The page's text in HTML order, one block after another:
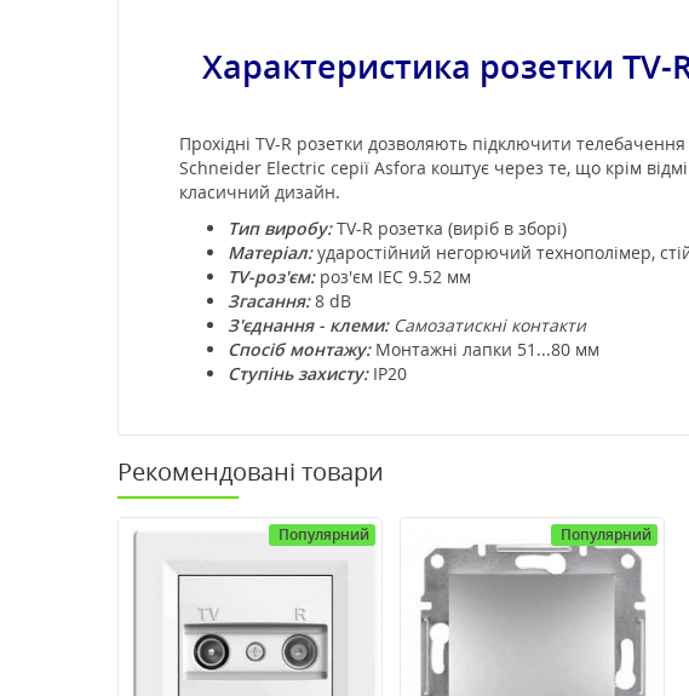
Характеристика розетки TV-
Прохідні TV-R розетки дозволяють підключити
Schneider Electric серії Asfora коштує через те, що крім
класичний дизайн.
Тип виробу:TV-R розетка (виріб в зборі)
Матеріал:ударостійний негорючий технополімер,
TV-роз'єм: роз'єм IEC 9.52 мм
Згасання:8 dB
З'єднання - клеми: Самозатискні контакти
Спосіб монтажу: Монтажні лапки 51...80 мм
Ступінь захисту: IP20
Рекомендовані товари
Популярний Популярний